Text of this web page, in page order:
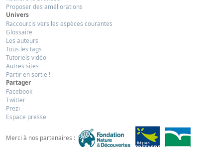
Proposer des améliorations
Univers
Raccourcis vers les espèces courantes
Glossaire
Les auteurs
Tous les tags
Tutoriels vidéo
Autres sites
Partir en sortie !
Partager
Facebook
Twitter
Prezi
Espace presse
Merci à nos partenaires :